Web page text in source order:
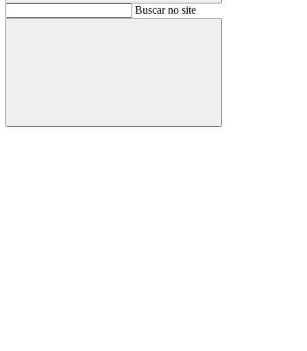
BuscarBuscar no site
Buscar